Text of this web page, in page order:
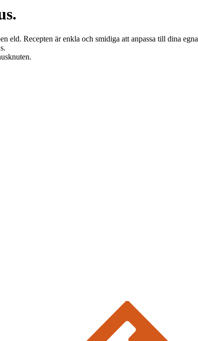
eld. Recepten är enkla och smidiga att anpassa till dina egna